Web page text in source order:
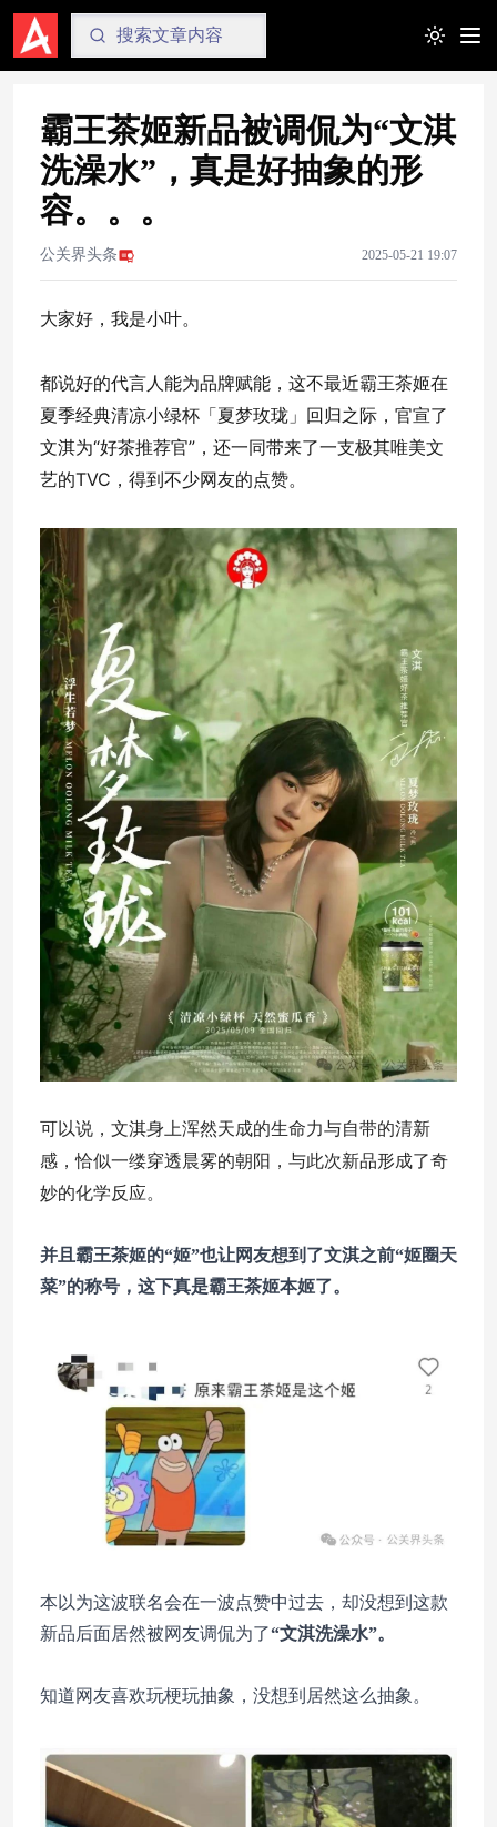
Toggle
霸王茶姬新品被调侃为“文淇
洗澡水”，真是好抽象的形
容。。。
公关界头条 2025-05-21 19:07
大家好，我是小叶。
都说好的代言人能为品牌赋能，这不最近霸王茶姬在
夏季经典清凉小绿杯「夏梦玫珑」回归之际，官宣了
文淇为“好茶推荐官”，还一同带来了一支极其唯美文
艺的TVC，得到不少网友的点赞。
可以说，文淇身上浑然天成的生命力与自带的清新
感，恰似一缕穿透晨雾的朝阳，与此次新品形成了奇
妙的化学反应。
并且霸王茶姬的“姬”也让网友想到了文淇之前“姬圈天
菜”的称号，这下真是霸王茶姬本姬了。
本以为这波联名会在一波点赞中过去，却没想到这款
新品后面居然被网友调侃为了“文淇洗澡水”。
知道网友喜欢玩梗玩抽象，没想到居然这么抽象。